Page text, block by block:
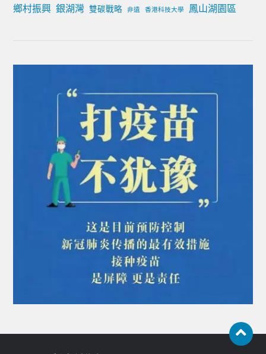
鄉村振興 銀湖灣 雙碳戰略 非遺 香港科技大學 鳳山湖園區